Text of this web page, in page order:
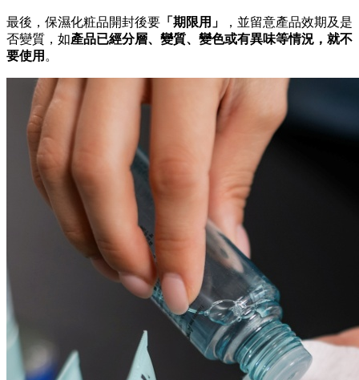
最後，保濕化粧品開封後要 「期限用」
，並留意產品效期及是
否變質，如產品已經分層、變質、變色或有異味等情況，就不
要使用 。